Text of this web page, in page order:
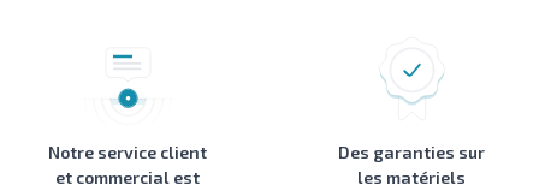
Notre service client
et commercial est
Des garanties sur
les matériels